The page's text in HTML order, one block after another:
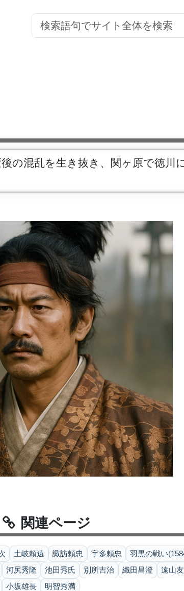
の混乱を生き抜き、関ヶ原で徳川
関連ページ
土岐頼遠 諏訪頼忠 宇多頼忠
羽黒の戦い
河尻秀隆 池田秀氏 別所吉治 織田昌澄
遠山
小坂雄長 明智秀満